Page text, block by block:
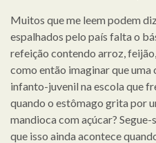
Muitos que me leem podem
espalhados pelo país falta o
refeição contendo arroz,
como então imaginar que uma
infanto-juvenil na escola que
quando o estômago grita por
mandioca com açúcar?
que isso ainda acontece